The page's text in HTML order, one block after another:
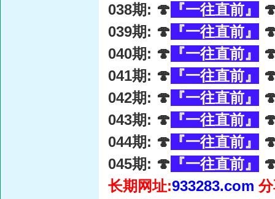
038期: 🍄 『一往直前』
039期: 🍄 『一往直前』
040期: 🍄 『一往直前』
041期: 🍄 『一往直前』
042期: 🍄 『一往直前』
043期: 🍄 『一往直前』
044期: 🍄 『一往直前』
045期: 🍄 『一往直前』
长期网址:933283.com